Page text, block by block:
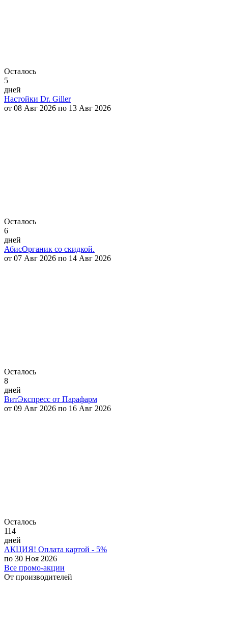
Осталось
5
дней
Настойки Dr. Giller
от 08 Авг 2026 по 13 Авг 2026
Осталось
6
дней
АбисОрганик со скидкой.
от 07 Авг 2026 по 14 Авг 2026
Осталось
8
дней
ВитЭкспресс от Парафарм
от 09 Авг 2026 по 16 Авг 2026
Осталось
114
дней
АКЦИЯ! Оплата картой - 5%
по 30 Ноя 2026
Все промо-акции
От производителей